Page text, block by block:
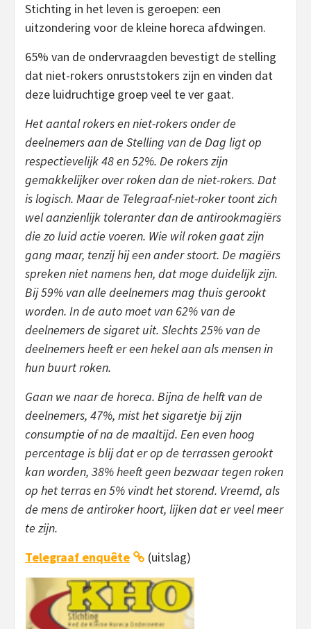
Stichting in het leven is geroepen: een
uitzondering voor de kleine horeca afdwingen.
65% van de ondervraagden bevestigt de stelling
dat niet-rokers onruststokers zijn en vinden dat
deze luidruchtige groep veel te ver gaat.
Het aantal rokers en niet-rokers onder de
deelnemers aan de Stelling van de Dag ligt op
respectievelijk 48 en 52%. De rokers zijn
gemakkelijker over roken dan de niet-rokers. Dat
is logisch. Maar de Telegraaf-niet-roker toont zich
wel aanzienlijk toleranter dan de antirookmagiërs
die zo luid actie voeren. Wie wil roken gaat zijn
gang maar, tenzij hij een ander stoort. De magiërs
spreken niet namens hen, dat moge duidelijk zijn.
Bij 59% van alle deelnemers mag thuis gerookt
worden. In de auto moet van 62% van de
deelnemers de sigaret uit. Slechts 25% van de
deelnemers heeft er een hekel aan als mensen in
hun buurt roken.
Gaan we naar de horeca. Bijna de helft van de
deelnemers, 47%, mist het sigaretje bij zijn
consumptie of na de maaltijd. Een even hoog
percentage is blij dat er op de terrassen gerookt
kan worden, 38% heeft geen bezwaar tegen roken
op het terras en 5% vindt het storend. Vreemd, als
de mens de antiroker hoort, lijken dat er veel meer
te zijn.
Telegraaf enquête
(uitslag)